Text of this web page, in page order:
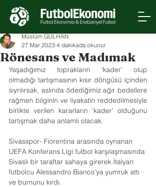
Rönesans ve Madımak
Müslüm GÜLHAN
27 Mar 2023 4 dakikada okunur
Yaşadığımız toprakların ‘kader’ olup
olmadığı tartışmasının kısır döngüsü içinden
sıyrılırsak, aslında ödediğimiz ağır bedellere
rağmen bilginin ve liyakatin reddedilmesiyle
birlikte verilen kararların ‘kader’ olduğunu
tartışmak daha anlamlı olacak.
Sivasspor- Fiorentina arasında oynanan
UEFA Konferans Ligi futbol karşılaşmasında
Sivaslı bir taraftar sahaya girerek İtalyan
futbolcu Alessandro Bianco’ya yumruk attı
ve burnunu kırdı.